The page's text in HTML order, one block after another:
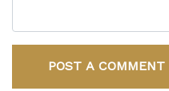
POST A COMMENT